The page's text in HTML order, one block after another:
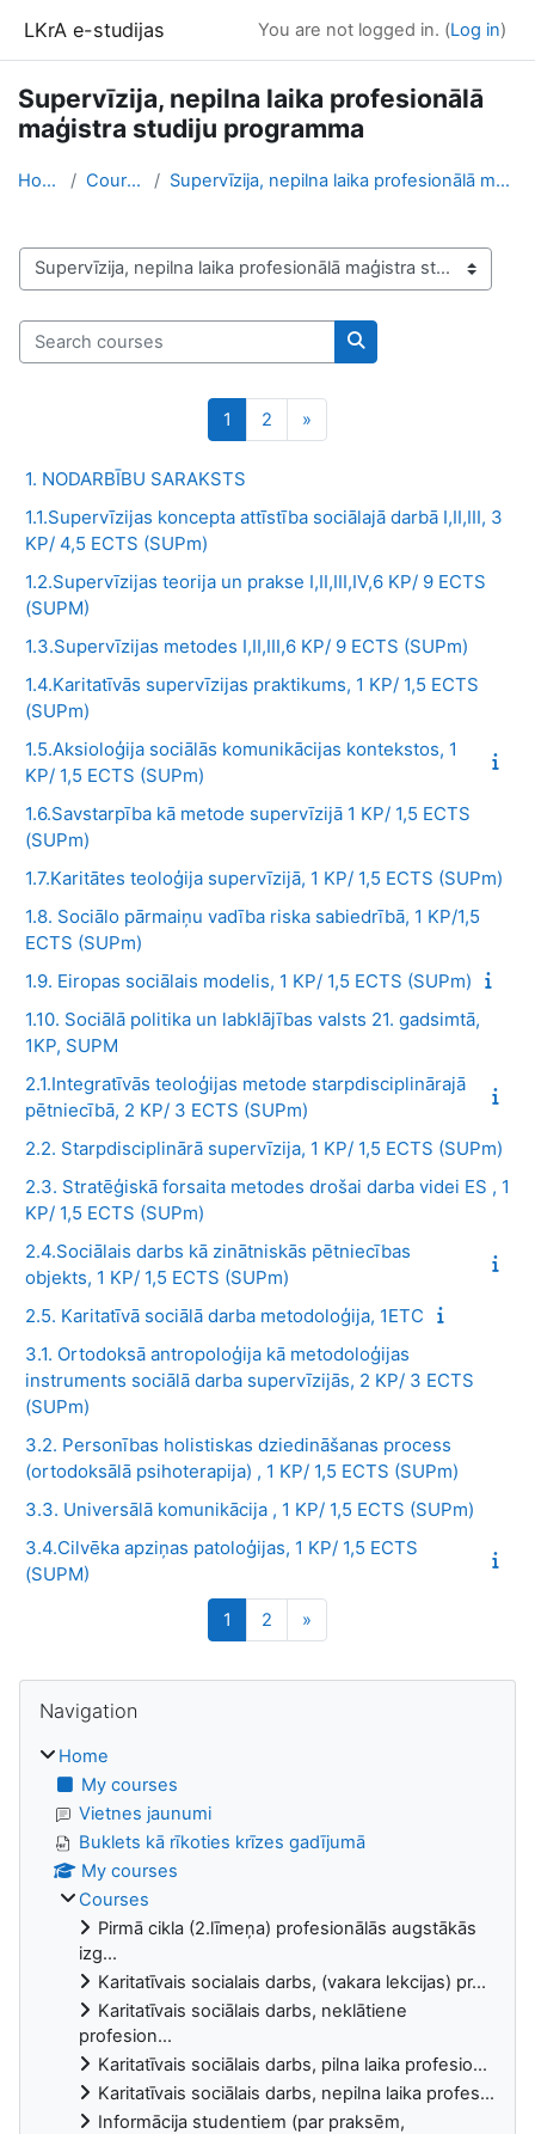
LKrA e-studijas You are not logged in. (Log in)
Supervīzija, nepilna laika profesionālā
maģistra studiju programma
Home Courses Supervīzija, nepilna laika profesionālā maģistra s...
Course categories
Search courses
Search courses
1 Page 1
2 Page 2
»
1. NODARBĪBU SARAKSTS
1.1.Supervīzijas koncepta attīstība sociālajā darbā I,II,III, 3
KP/ 4,5 ECTS (SUPm)
1.2.Supervīzijas teorija un prakse I,II,III,IV,6 KP/ 9 ECTS
(SUPM)
1.3.Supervīzijas metodes I,II,III,6 KP/ 9 ECTS (SUPm)
1.4.Karitatīvās supervīzijas praktikums, 1 KP/ 1,5 ECTS
(SUPm)
1.5.Aksioloģija sociālās komunikācijas kontekstos, 1
KP/ 1,5 ECTS (SUPm)
1.6.Savstarpība kā metode supervīzijā 1 KP/ 1,5 ECTS
(SUPm)
1.7.Karitātes teoloģija supervīzijā, 1 KP/ 1,5 ECTS (SUPm)
1.8. Sociālo pārmaiņu vadība riska sabiedrībā, 1 KP/1,5
ECTS (SUPm)
1.9. Eiropas sociālais modelis, 1 KP/ 1,5 ECTS (SUPm)
1.10. Sociālā politika un labklājības valsts 21. gadsimtā,
1KP, SUPM
2.1.Integratīvās teoloģijas metode starpdisciplinārajā
pētniecībā, 2 KP/ 3 ECTS (SUPm)
2.2. Starpdisciplinārā supervīzija, 1 KP/ 1,5 ECTS (SUPm)
2.3. Stratēģiskā forsaita metodes drošai darba videi ES , 1
KP/ 1,5 ECTS (SUPm)
2.4.Sociālais darbs kā zinātniskās pētniecības
objekts, 1 KP/ 1,5 ECTS (SUPm)
2.5. Karitatīvā sociālā darba metodoloģija, 1ETC
3.1. Ortodoksā antropoloģija kā metodoloģijas
instruments sociālā darba supervīzijās, 2 KP/ 3 ECTS
(SUPm)
3.2. Personības holistiskas dziedināšanas process
(ortodoksālā psihoterapija) , 1 KP/ 1,5 ECTS (SUPm)
3.3. Universālā komunikācija , 1 KP/ 1,5 ECTS (SUPm)
3.4.Cilvēka apziņas patoloģijas, 1 KP/ 1,5 ECTS
(SUPM)
1 Page 1
2 Page 2
»
Blocks
Navigation
Home
My courses
Vietnes jaunumi
Buklets kā rīkoties krīzes gadījumā
My courses
Courses
Pirmā cikla (2.līmeņa) profesionālās augstākās
izg...
Karitatīvais socialais darbs, (vakara lekcijas) pr...
Karitatīvais sociālais darbs, neklātiene
profesion...
Karitatīvais sociālais darbs, pilna laika profesio...
Karitatīvais sociālais darbs, nepilna laika profes...
Informācija studentiem (par praksēm,